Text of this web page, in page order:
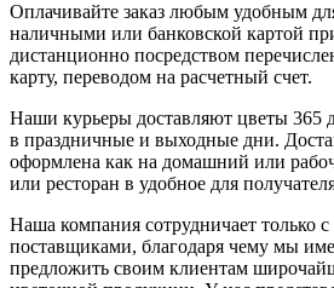
Оплачивайте заказ любым удобным
наличными или банковской картой
дистанционно посредством
карту, переводом на расчетный счет.
Наши курьеры доставляют цветы 365
в праздничные и выходные дни.
оформлена как на домашний или
или ресторан в удобное для
Наша компания сотрудничает только
поставщиками, благодаря чему мы
предложить своим клиентам